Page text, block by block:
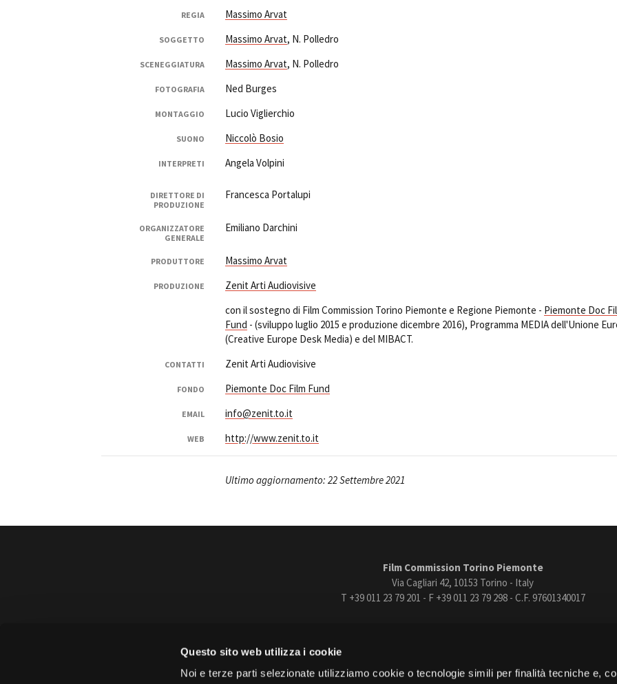
Questo sito web utilizza i cookie
Noi e terze parti selezionate utilizziamo cookie o tecnologie simili per finalità tecniche e,
REGIA Massimo Arvat
SOGGETTO Massimo Arvat, N. Polledro
SCENEGGIATURA Massimo Arvat, N. Polledro
FOTOGRAFIA Ned Burges
MONTAGGIO Lucio Viglierchio
SUONO Niccolò Bosio
INTERPRETI Angela Volpini
DIRETTORE DI
PRODUZIONE
Francesca Portalupi
ORGANIZZATORE
GENERALE
Emiliano Darchini
PRODUTTORE Massimo Arvat
PRODUZIONE
Zenit Arti Audiovisive
con il sostegno di Film Commission Torino Piemonte e Regione Piemonte - Piemonte Doc
Fund - (sviluppo luglio 2015 e produzione dicembre 2016), Programma MEDIA dell'Unione
(Creative Europe Desk Media) e del MIBACT.
CONTATTI Zenit Arti Audiovisive
FONDO Piemonte Doc Film Fund
EMAIL info@zenit.to.it
WEB http://www.zenit.to.it
Ultimo aggiornamento: 22 Settembre 2021
Film Commission Torino Piemonte
Via Cagliari 42, 10153 Torino - Italy
T +39 011 23 79 201 - F +39 011 23 79 298 - C.F. 97601340017
FacebookInstagramYoutubeVimeo